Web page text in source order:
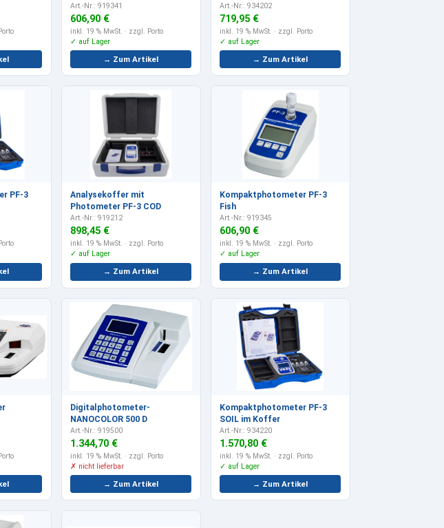
Art.-Nr.: 919341
606,90 €
inkl. 19 % MwSt. · zzgl. Porto
✓ auf Lager
→ Zum Artikel
Art.-Nr.: 934202
719,95 €
inkl. 19 % MwSt. · zzgl. Porto
✓ auf Lager
→ Zum Artikel
PF-3
Analysekoffer mit
Photometer PF-3 COD
Art.-Nr.: 919212
898,45 €
inkl. 19 % MwSt. · zzgl. Porto
✓ auf Lager
→ Zum Artikel
Kompaktphotometer PF-3
Fish
Art.-Nr.: 919345
606,90 €
inkl. 19 % MwSt. · zzgl. Porto
✓ auf Lager
→ Zum Artikel
Digitalphotometer-
NANOCOLOR 500 D
Art.-Nr.: 919500
1.344,70 €
inkl. 19 % MwSt. · zzgl. Porto
✗ nicht lieferbar
→ Zum Artikel
Kompaktphotometer PF-3
SOIL im Koffer
Art.-Nr.: 934220
1.570,80 €
inkl. 19 % MwSt. · zzgl. Porto
✓ auf Lager
→ Zum Artikel